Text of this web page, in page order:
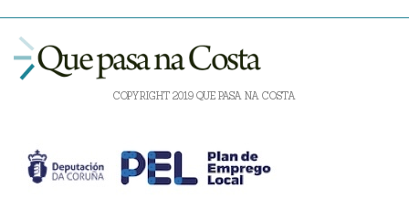
COPYRIGHT 2019 QUE PASA NA COSTA